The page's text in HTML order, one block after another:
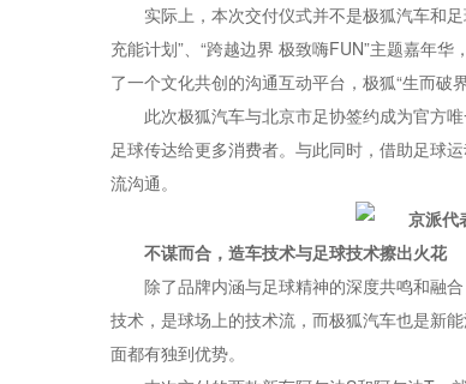
实际上，本次交付仪式并不是极狐汽车和
充能计划”、“跨越边界 极致嗨FUN”主题嘉年
了一个文化共创的沟通互动平台，极狐“生而破
此次极狐汽车与北京市足协签约成为官方
足球传达给更多消费者。与此同时，借助足球
流沟通。
不谋而合，造车技术与足球技术擦出火花
除了品牌内涵与足球精神的深度共鸣和融
技术，是球场上的技术流，而极狐汽车也是新
面都有独到优势。